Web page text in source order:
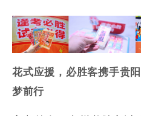
花式应援，必胜客携手贵
梦前行